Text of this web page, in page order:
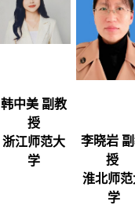
韩中美 副教
授
浙江师范大
学
李晓岩
授
淮北师范
学